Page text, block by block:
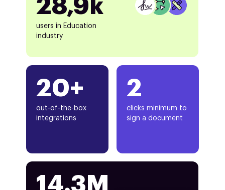
20+
out-of-the-box
integrations
28,9k
users in Education
industry
2
clicks minimum to
sign a document
14.3M